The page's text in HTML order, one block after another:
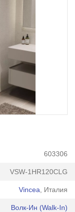
603306
VSW-1HR120CLG
Vincea , Италия
Волк-Ин (Walk-In)